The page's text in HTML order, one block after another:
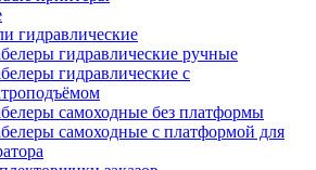
гидравлические
гидравлические ручные
гидравлические с
самоходные без платформы
самоходные с платформой для